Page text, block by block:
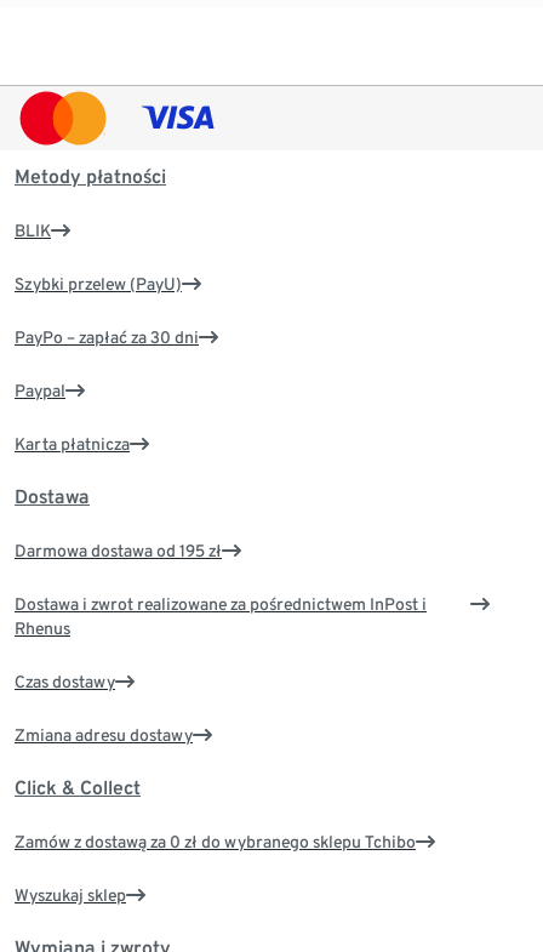
Metody płatności
BLIK
Szybki przelew (PayU)
PayPo – zapłać za 30 dni
Paypal
Karta płatnicza
Dostawa
Darmowa dostawa od 195 zł
Dostawa i zwrot realizowane za pośrednictwem InPost i
Rhenus
Czas dostawy
Zmiana adresu dostawy
Click & Collect
Zamów z dostawą za 0 zł do wybranego sklepu Tchibo
Wyszukaj sklep